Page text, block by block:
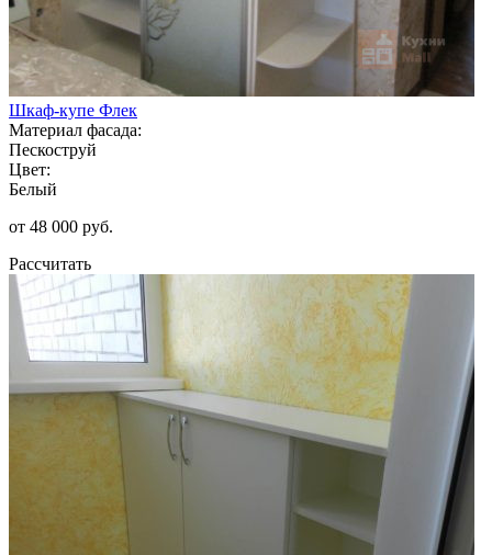
Шкаф-купе Флек
Материал фасада:
Пескоструй
Цвет:
Белый
от 48 000 руб.
Рассчитать